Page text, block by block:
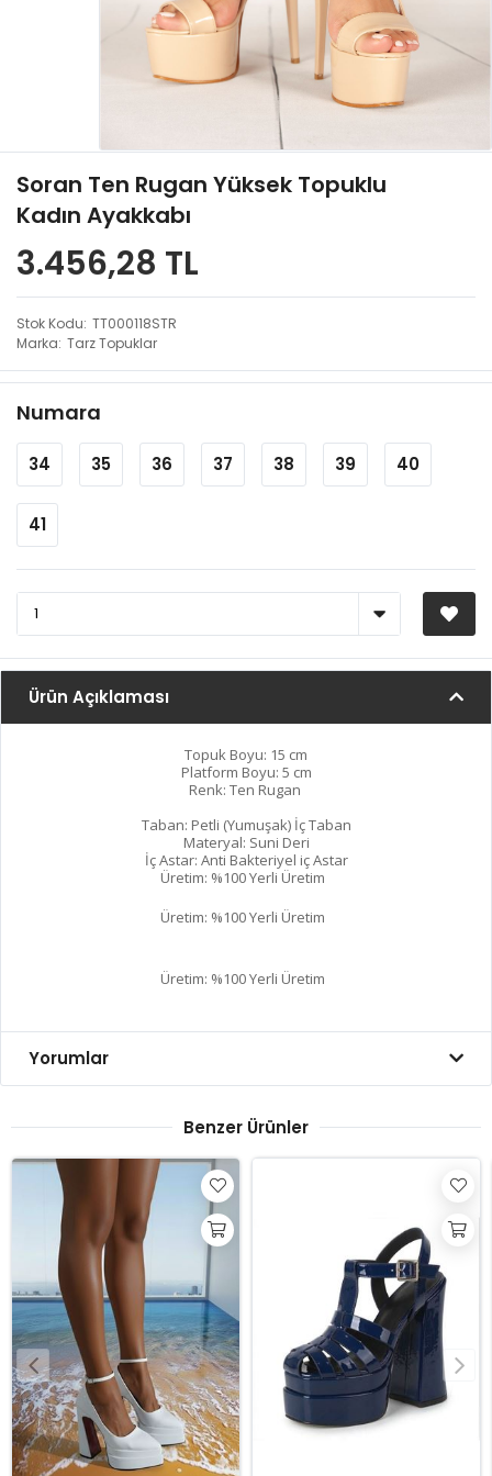
Soran Ten Rugan Yüksek Topuklu
Kadın Ayakkabı
3.456,28 TL
Stok Kodu TT000118STR
Marka Tarz Topuklar
Numara
34 35 36 37 38 39 40
41
Ürün Açıklaması
Topuk Boyu: 15 cm
Platform Boyu: 5 cm
Renk: Ten Rugan
Taban: Petli (Yumuşak) İç Taban
Materyal: Suni Deri
İç Astar: Anti Bakteriyel iç Astar
Üretim: %100 Yerli Üretim
Üretim: %100 Yerli Üretim
Üretim: %100 Yerli Üretim
Yorumlar
Benzer Ürünler